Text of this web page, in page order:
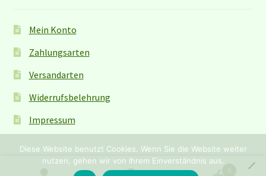
Mein Konto
Zahlungsarten
Versandarten
Widerrufsbelehrung
Impressum
Diese Website benutzt Cookies. Wenn Sie die Website weiter
nutzen, gehen wir von Ihrem Einverständnis aus.